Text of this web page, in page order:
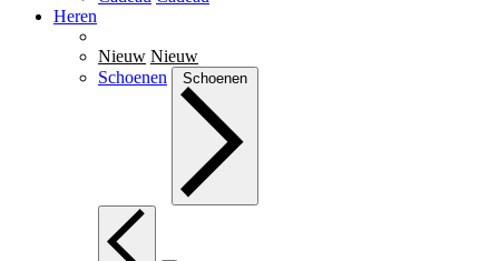
Heren
Nieuw Nieuw
Schoenen
Schoenen